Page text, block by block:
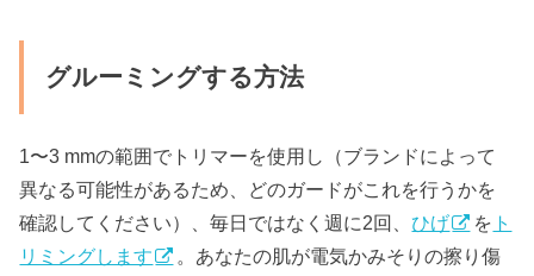
グルーミングする方法
1〜3 mmの範囲でトリマーを使用し（ブランドによって
異なる可能性があるため、どのガードがこれを行うかを
確認してください）、毎日ではなく週に2回、ひげ を ト
リミングします
。あなたの肌が電気かみそりの擦り傷